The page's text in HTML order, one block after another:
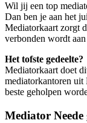
Wil jij een top
Dan ben je aan het
Mediatorkaart zorgt
verbonden wordt
Het tofste gedeelte?
Mediatorkaart doet
mediatorkantoren uit
beste geholpen
Mediator Neede